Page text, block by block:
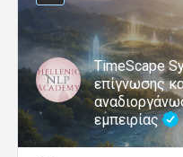
TimeScape
επίγνωσης
εμπειρίας